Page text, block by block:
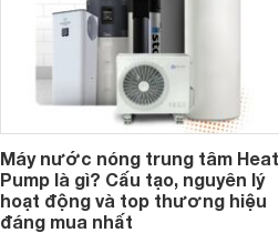
Máy nước nóng trung tâm Heat
Pump là gì? Cấu tạo, nguyên lý
hoạt động và top thương hiệu
đáng mua nhất